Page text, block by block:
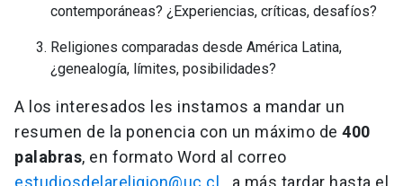
contemporáneas? ¿Experiencias, críticas, desafíos?
Religiones comparadas desde América Latina,
¿genealogía, límites, posibilidades?
A los interesados les instamos a mandar un
resumen de la ponencia con un máximo de 400
palabras, en formato Word al correo
estudiosdelareligion@uc.cl
a más tardar hasta el